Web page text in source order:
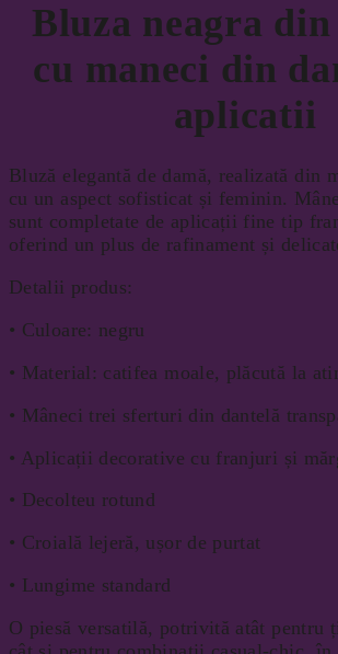
Bluza neagra
cu maneci din
aplicatii
Bluză elegantă de damă, realizată din
cu un aspect sofisticat și feminin.
sunt completate de aplicații fine tip
oferind un plus de rafinament și
Detalii produs:
• Culoare: negru
• Material: catifea moale, plăcută la
• Mâneci trei sferturi din dantelă
• Aplicații decorative cu franjuri și
• Decolteu rotund
• Croială lejeră, ușor de purtat
• Lungime standard
O piesă versatilă, potrivită atât pentru